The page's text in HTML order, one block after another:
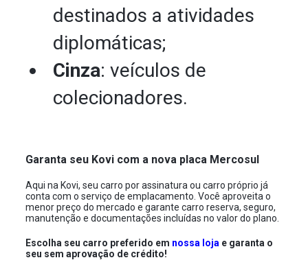
destinados a atividades
diplomáticas;
Cinza: veículos de
colecionadores.
Garanta seu Kovi com a nova placa Mercosul
Aqui na Kovi, seu carro por assinatura ou carro próprio já
conta com o serviço de emplacamento. Você aproveita o
menor preço do mercado e garante carro reserva, seguro,
manutenção e documentações incluídas no valor do plano.
Escolha seu carro preferido em nossa loja e garanta o
seu sem aprovação de crédito!